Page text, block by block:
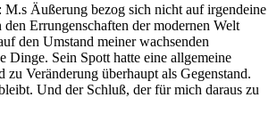
M.s Äußerung bezog sich nicht auf irgendeine
Errungenschaften der modernen Welt
den Umstand meiner wachsenden
Dinge. Sein Spott hatte eine allgemeine
Veränderung überhaupt als Gegenstand.
Und der Schluß, der für mich daraus zu